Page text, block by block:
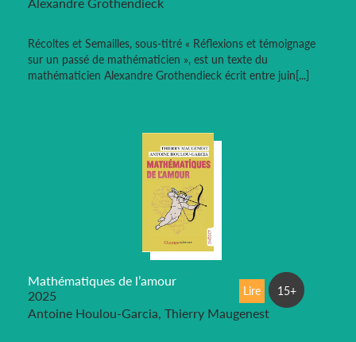
Récoltes et Semailles, sous-titré « Réflexions et témoignage
sur un passé de mathématicien », est un texte du
mathématicien Alexandre Grothendieck écrit entre juin[...]
Mathématiques de l’amour
2025
Antoine Houlou-Garcia, Thierry Maugenest
Lire 15+